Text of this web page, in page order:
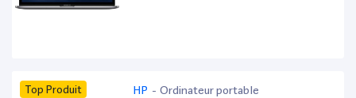
Top Produit HP - Ordinateur portable